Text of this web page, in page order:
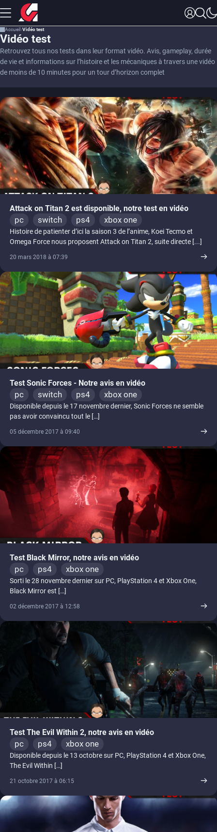
Accueil Vidéo test
Vidéo test
Retrouvez tous nos tests dans leur format vidéo. Avis, gameplay, durée
de vie et informations sur l’histoire et les mécaniques à travers une vidéo
de moins de 10 minutes pour un tour d’horizon complet
Attack on Titan 2 est disponible, notre test en vidéo
pc switch ps4 xbox one
Histoire de patienter d’ici la saison 3 de l’anime, Koei Tecmo et
Omega Force nous proposent Attack on Titan 2, suite directe [...]
20 mars 2018 à 07:39
Test Sonic Forces - Notre avis en vidéo
pc switch ps4 xbox one
Disponible depuis le 17 novembre dernier, Sonic Forces ne semble
pas avoir convaincu tout le […]
05 décembre 2017 à 09:40
Test Black Mirror, notre avis en vidéo
pc ps4 xbox one
Sorti le 28 novembre dernier sur PC, PlayStation 4 et Xbox One,
Black Mirror est […]
02 décembre 2017 à 12:58
Test The Evil Within 2, notre avis en vidéo
pc ps4 xbox one
Disponible depuis le 13 octobre sur PC, PlayStation 4 et Xbox One,
The Evil Within […]
21 octobre 2017 à 06:15